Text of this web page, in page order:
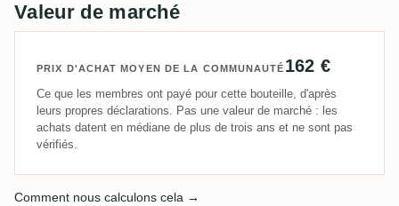
Valeur de marché
PRIX D'ACHAT MOYEN DE LA COMMUNAUTÉ 162 €
Ce que les membres ont payé pour cette bouteille, d'après
leurs propres déclarations. Pas une valeur de marché : les
achats datent en médiane de plus de trois ans et ne sont pas
vérifiés.
Comment nous calculons cela →